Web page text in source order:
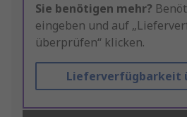
Sie benötigen mehr?
eingeben und auf
überprüfen“ klicken.
Lieferverfügbarkeit